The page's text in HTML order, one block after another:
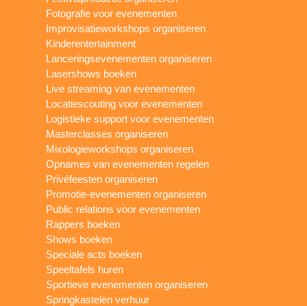
Fotografie voor evenementen
Improvisatieworkshops organiseren
Kinderentertainment
Lanceringsevenementen organiseren
Lasershows boeken
Live streaming van evenementen
Locatiescouting voor evenementen
Logistieke support voor evenementen
Masterclasses organiseren
Mixologieworkshops organiseren
Opnames van evenementen regelen
Privéfeesten organiseren
Promotie-evenementen organiseren
Public relations voor evenementen
Rappers boeken
Shows boeken
Speciale acts boeken
Speeltafels huren
Sportieve evenementen organiseren
Springkastelen verhuur